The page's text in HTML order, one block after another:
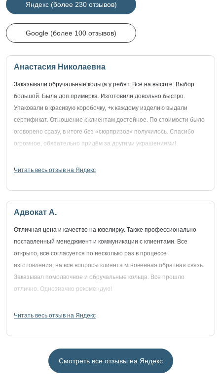
Яндекс (более 230 отзывов)
Google (более 100 отзывов)
Анастасия Николаевна
Заказывали обручальные кольца у ребят. Всё на высоте. Выбор
большой. Была доп.примерка. Изготовили довольно быстро.
Упаковали в красивую коробочку, +к каждому изделию выдали
сертификат. Отношение к клиентам достойное. По стоимости было
оговорено сразу, в итоге без «сюрпризов» получилось. Спасибо
огромное, обязательно придём за другими украшениями!
Читать весь отзыв на Яндекс
Адвокат А.
Отличная цена и качество на ювелирку. Также профессионально
поставленный менеджмент и коммуникации с клиентами. Все
открыто, все согласуется по несколько раз в процессе
изготовления, на все вопросы клиента мгновенная обратная связь.
Заказывал помолвочное и обручальные кольца. Все прошло
отлично. Однозначно рекомендую!
Читать весь отзыв на Яндекс
Смотреть все отзывы на Яндекс